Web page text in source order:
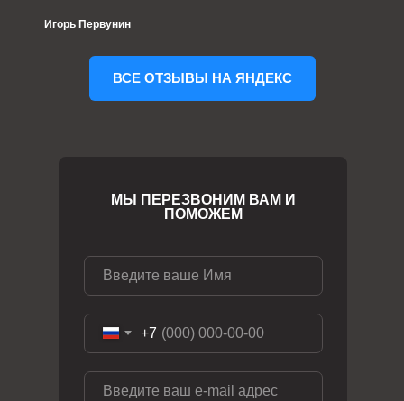
Игорь Первунин
ВСЕ ОТЗЫВЫ НА ЯНДЕКС
+7
МЫ ПЕРЕЗВОНИМ ВАМ И
ПОМОЖЕМ